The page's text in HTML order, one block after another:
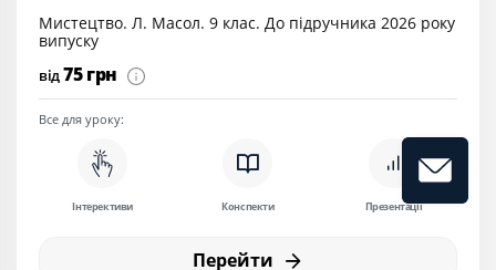
Мистецтво. Л. Масол. 9 клас. До підручника 2026 року
випуску
від75 грн
Все для уроку:
Інтерективи Конспекти Презентації
Перейти